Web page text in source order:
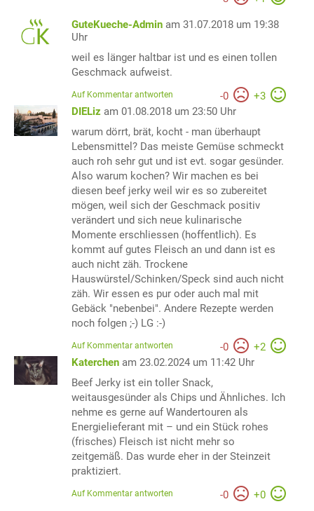
GuteKueche-Admin am 31.07.2018 um 19:38
Uhr
weil es länger haltbar ist und es einen tollen
Geschmack aufweist.
-0 +3
Auf Kommentar antworten
DIELiz am 01.08.2018 um 23:50 Uhr
warum dörrt, brät, kocht - man überhaupt
Lebensmittel? Das meiste Gemüse schmeckt
auch roh sehr gut und ist evt. sogar gesünder.
Also warum kochen? Wir machen es bei
diesen beef jerky weil wir es so zubereitet
mögen, weil sich der Geschmack positiv
verändert und sich neue kulinarische
Momente erschliessen (hoffentlich). Es
kommt auf gutes Fleisch an und dann ist es
auch nicht zäh. Trockene
Hauswürstel/Schinken/Speck sind auch nicht
zäh. Wir essen es pur oder auch mal mit
Gebäck "nebenbei". Andere Rezepte werden
noch folgen ;-) LG :-)
-0 +2
Auf Kommentar antworten
Katerchen am 23.02.2024 um 11:42 Uhr
Beef Jerky ist ein toller Snack,
weitausgesünder als Chips und Ähnliches. Ich
nehme es gerne auf Wandertouren als
Energielieferant mit – und ein Stück rohes
(frisches) Fleisch ist nicht mehr so
zeitgemäß. Das wurde eher in der Steinzeit
praktiziert.
-0 +0
Auf Kommentar antworten